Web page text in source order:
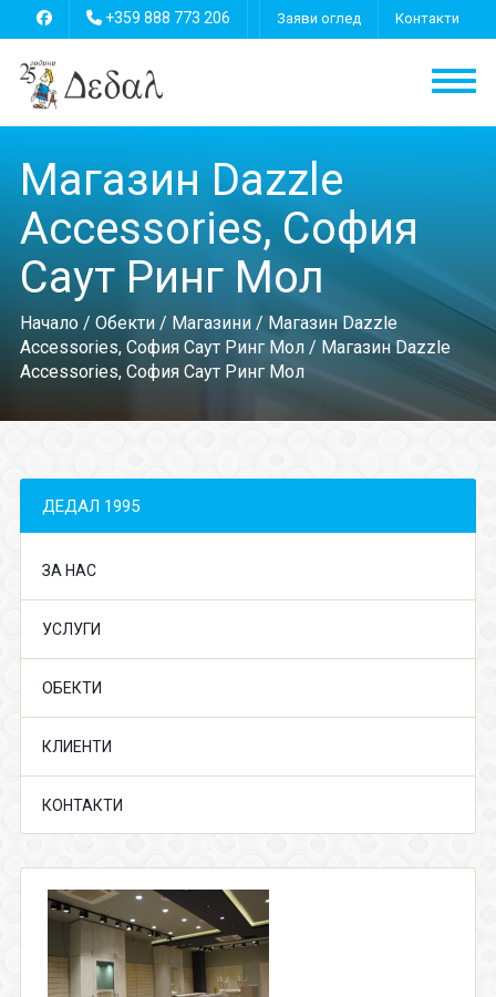
+359 888 773 206 Заяви оглед Контакти
Mагазин Dazzle
Accessories, София
Саут Ринг Мол
Начало/ Обекти/ Магазини/ Mагазин Dazzle
Accessories, София Саут Ринг Мол/ Mагазин Dazzle
Accessories, София Саут Ринг Мол
ДЕДАЛ 1995
ЗА НАС
УСЛУГИ
ОБЕКТИ
КЛИЕНТИ
КОНТАКТИ